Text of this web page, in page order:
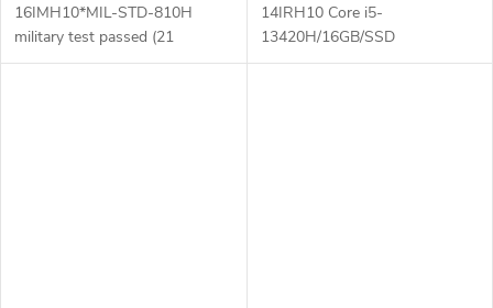
16IMH10*MIL-STD-810H
military test passed (21
testovaných položek)Operační
14IRH10 Core i5-
13420H/16GB/SSD
512GB/14"/WUXGA/IPS/AG/